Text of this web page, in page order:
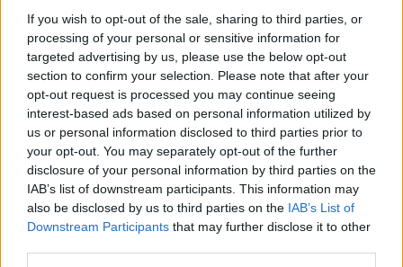
If you wish to opt-out of the sale, sharing to third parties, or
processing of your personal or sensitive information for
targeted advertising by us, please use the below opt-out
section to confirm your selection. Please note that after your
opt-out request is processed you may continue seeing
interest-based ads based on personal information utilized by
us or personal information disclosed to third parties prior to
your opt-out. You may separately opt-out of the further
disclosure of your personal information by third parties on the
IAB’s list of downstream participants. This information may
also be disclosed by us to third parties on the IAB’s List of
Downstream Participants that may further disclose it to other
finansavimo“, – sakė vidaus reikalų ministrė
Nancy Faeser.
Teismo sprendimas paskelbtas Vokietijoje
vykstant diskusijoms, kaip reaguoti į
didėjantį kraštutinių dešiniųjų partijos AfD
populiarumą – šią partiją atidžiai stebi
vidaus žvalgyba po to, kai ji buvo klasifikuota
kaip „įtariamas kraštutinio dešiniojo